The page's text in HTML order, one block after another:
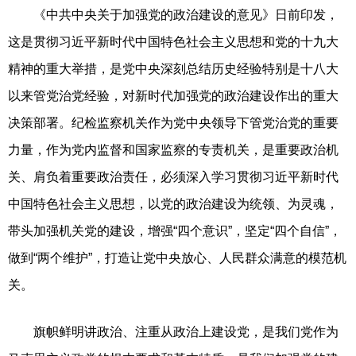
《中共中央关于加强党的政治建设的意见》日前印发，
这是贯彻习近平新时代中国特色社会主义思想和党的十九大
精神的重大举措，是党中央深刻总结历史经验特别是十八大
以来管党治党经验，对新时代加强党的政治建设作出的重大
决策部署。纪检监察机关作为党中央领导下管党治党的重要
力量，作为党内监督和国家监察的专责机关，是重要政治机
关、肩负着重要政治责任，必须深入学习贯彻习近平新时代
中国特色社会主义思想，以党的政治建设为统领、为灵魂，
带头加强机关党的建设，增强“四个意识”，坚定“四个自信”，
做到“两个维护”，打造让党中央放心、人民群众满意的模范机
关。
旗帜鲜明讲政治、注重从政治上建设党，是我们党作为